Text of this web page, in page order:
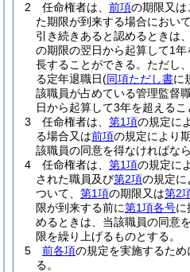
2
任命権者は、 前項の期限又は
た期限が到来する場合において
引き続きあると認めるときは
の期限の翌日から起算して1
長することができる。 ただし
る定年退職日(同項ただし書に
該職員が占めている管理監督
日から起算して3年を超えるこ
3
任命権者は、 第1項の規定に
る場合又は前項の規定により
該職員の同意を得なければなら
4
任命権者は、 第1項の規定に
された職員及び第2項の規定に
ついて、 第1項の期限又は第2
限が到来する前に第1項各号に
めるときは、当該職員の同意
限を繰り上げるものとする。
5
前各項の規定を実施するた
る。